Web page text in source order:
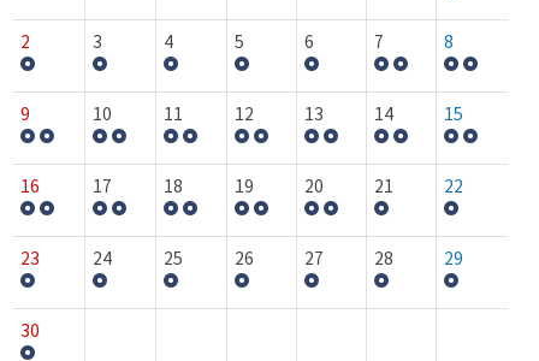
2 3 4 5 6 7 8
9 10 11 12 13 14 15
16 17 18 19 20 21 22
23 24 25 26 27 28 29
30